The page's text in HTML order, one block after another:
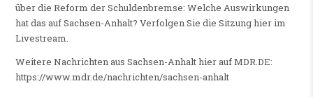
über die Reform der Schuldenbremse: Welche Auswirkungen
hat das auf Sachsen-Anhalt? Verfolgen Sie die Sitzung hier im
Livestream.
Weitere Nachrichten aus Sachsen-Anhalt hier auf MDR.DE:
https://www.mdr.de/nachrichten/sachsen-anhalt